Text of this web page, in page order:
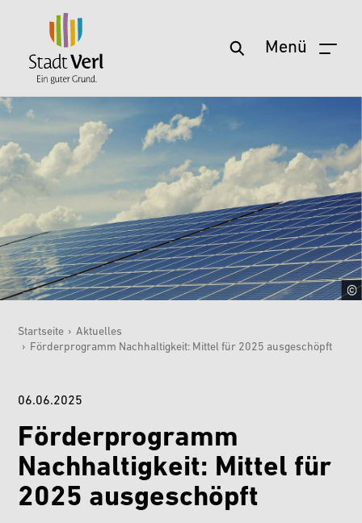
Zum Hauptinhalt springen Menü
Sie sind hier:
Startseite › Aktuelles
› Förderprogramm Nachhaltigkeit: Mittel für 2025 ausgeschöpft
06.06.2025
Förderprogramm
Nachhaltigkeit: Mittel für
2025 ausgeschöpft